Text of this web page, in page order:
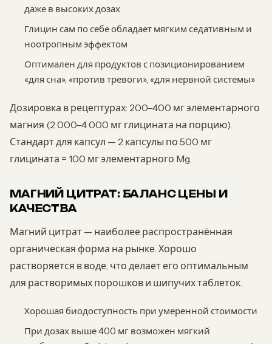
даже в высоких дозах
Глицин сам по себе обладает мягким седативным и
ноотропным эффектом
Оптимален для продуктов с позиционированием
«для сна», «против тревоги», «для нервной системы»
Дозировка в рецептурах: 200–400 мг элементарного
магния (2 000–4 000 мг глицината на порцию).
Стандарт для капсул — 2 капсулы по 500 мг
глицината = 100 мг элементарного Mg.
МАГНИЙ ЦИТРАТ: БАЛАНС ЦЕНЫ И
КАЧЕСТВА
Магний цитрат — наиболее распространённая
органическая форма на рынке. Хорошо
растворяется в воде, что делает его оптимальным
для растворимых порошков и шипучих таблеток.
Хорошая биодоступность при умеренной стоимости
При дозах выше 400 мг возможен мягкий